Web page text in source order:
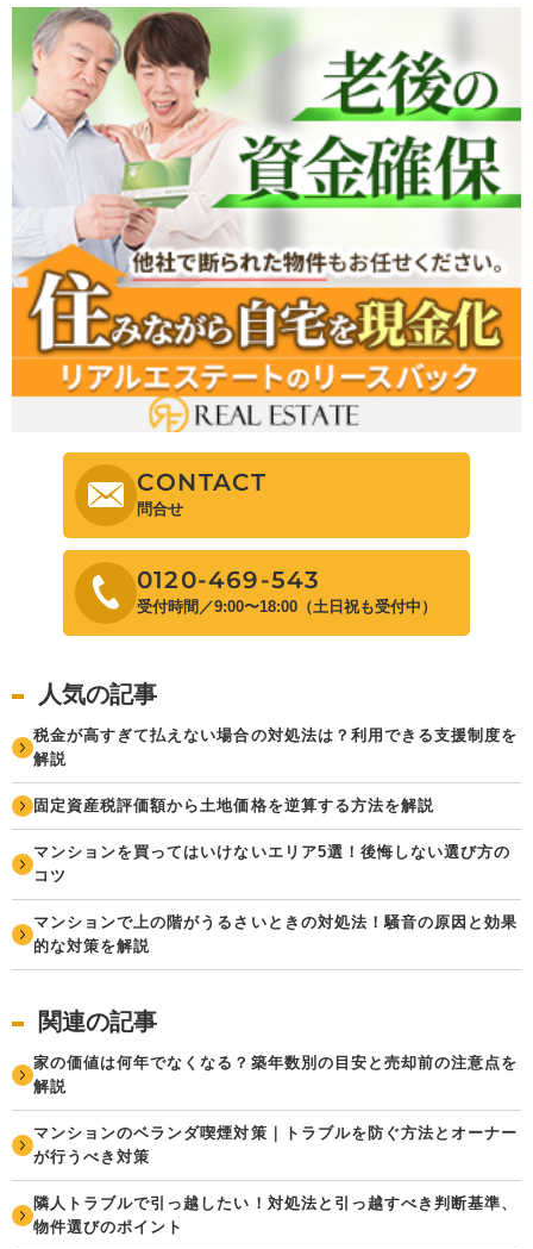
CONTACT
問合せ
0120-469-543
受付時間／9:00〜18:00（土日祝も受付中）
人気の記事
税金が高すぎて払えない場合の対処法は？利用できる支援制度を
解説
固定資産税評価額から土地価格を逆算する方法を解説
マンションを買ってはいけないエリア5選！後悔しない選び方の
コツ
マンションで上の階がうるさいときの対処法！騒音の原因と効果
的な対策を解説
関連の記事
家の価値は何年でなくなる？築年数別の目安と売却前の注意点を
解説
マンションのベランダ喫煙対策｜トラブルを防ぐ方法とオーナー
が行うべき対策
隣人トラブルで引っ越したい！対処法と引っ越すべき判断基準、
物件選びのポイント